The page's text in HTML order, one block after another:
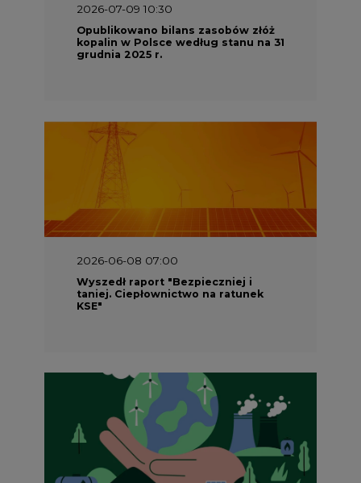
2026-07-09 10:30
Opublikowano bilans zasobów złóż
kopalin w Polsce według stanu na 31
grudnia 2025 r.
2026-06-08 07:00
Wyszedł raport "Bezpieczniej i
taniej. Ciepłownictwo na ratunek
KSE"